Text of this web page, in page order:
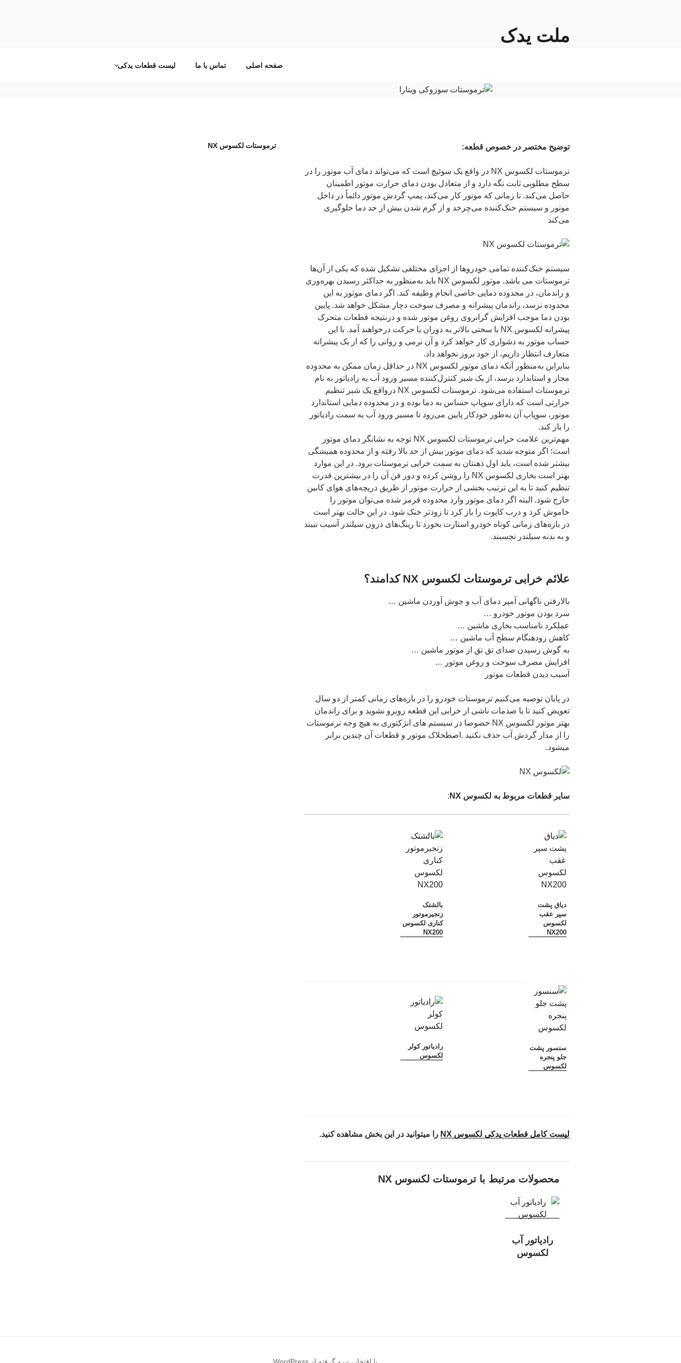
ملت یدک
صفحه اصلی تماس با ما لیست قطعات یدکی
ترموستات لکسوس NX توضیح مختصر در خصوص قطعه:
ترموستات لکسوس NX در واقع یک سوئیچ است که می‌تواند دمای آب موتور را در
سطح مطلوبی ثابت نگه دارد و از متعادل بودن دمای حرارت موتور اطمینان
حاصل می‌کند. تا زمانی که موتور کار می‌کند، پمپ گردش موتور دائماً در داخل
موتور و سیستم خنک‌کننده می‌چرخد و از گرم شدن بیش از حد دما جلوگیری
می‌کند
سیستم خنک‌کننده تمامی خودروها از اجزای مختلفی تشکیل شده که یکی از آن‌ها
ترموستات می باشد. موتور لکسوس NX باید به‌منظور به حداکثر رسیدن بهره‌وری
و راندمان، در محدوده دمایی خاصی انجام وظیفه کند. اگر دمای موتور به این
محدوده نرسد، راندمان پیشرانه و مصرف سوخت دچار مشکل خواهد شد. پایین
بودن دما موجب افزایش گرانروی روغن موتور شده و درنتیجه قطعات متحرک
پیشرانه لکسوس NX با سختی بالاتر به دوران یا حرکت درخواهند آمد. با این
حساب موتور به‌ دشواری کار خواهد کرد و آن نرمی و روانی را که از یک پیشرانه
متعارف انتظار داریم، از خود بروز نخواهد داد.
بنابراین به‌منظور آنکه دمای موتور لکسوس NX در حداقل زمان ممکن به محدوده
مجاز و استاندارد برسد، از یک شیر کنترل‌کننده مسیر ورود آب به رادیاتور به نام
ترموستات استفاده می‌شود. ترموستات لکسوس NX درواقع یک شیر تنظیم
حرارتی است که دارای سوپاپ حساس به دما بوده و در محدوده دمایی استاندارد
موتور، سوپاپ آن به‌طور خودکار پایین می‌رود تا مسیر ورود آب به سمت رادیاتور
را باز کند.
مهم‌ترین علامت خرابی ترموستات لکسوس NX توجه به نشانگر دمای موتور
است؛ اگر متوجه شدید که دمای موتور بیش از حد بالا رفته و از محدوده همیشگی
بیشتر شده است، باید اول ذهنتان به سمت خرابی ترموستات برود. در این موارد
بهتر است بخاری لکسوس NX را روشن کرده و دور فن آن را در بیشترین قدرت
تنظیم کنید تا به این ترتیب بخشی از حرارت موتور از طریق دریچه‌های هوای کابین
خارج شود. البته اگر دمای موتور وارد محدوده قرمز شده می‌توان موتور را
خاموش کرد و درب کاپوت را باز کرد تا زودتر خنک شود. در این حالت بهتر است
در بازه‌های زمانی کوتاه خودرو استارت بخورد تا رینگ‌های درون سیلندر آسیب نبیند
و به بدنه سیلندر نچسبند.
علائم خرابی ترموستات لکسوس NX کدامند؟
بالارفتن ناگهانی آمپر دمای آب و جوش آوردن ماشین …
سرد بودن موتور خودرو …
عملکرد نامناسب بخاری ماشین …
کاهش زودهنگام سطح آب ماشین …
به گوش رسیدن صدای تق تق از موتور ماشین …
افزایش مصرف سوخت و روغن موتور …
آسیب دیدن قطعات موتور
در پایان توصیه می‌کنیم ترموستات خودرو را در بازه‌های زمانی کمتر از دو سال
تعویض کنید تا با صدمات ناشی از خرابی این قطعه روبرو نشوید و برای راندمان
بهتر موتور لکسوس NX خصوصا در سیستم های انژکتوری به هیچ وجه ترموستات
را از مدار گردش آب حذف نکنید .اصطحلاک موتور و قطعات آن چندین برابر
میشود.
سایر قطعات مربوط به لکسوس NX :
دیاق پشت
سپر عقب
لکسوس
NX200
بالشتک
زنجیرموتور
کناری لکسوس
NX200
سنسور پشت
جلو پنجره
لکسوس
رادیاتور کولر
لکسوس
لیست کامل قطعات یدکی لکسوس NX را میتوانید در این بخش مشاهده کنید.
محصولات مرتبط با ترموستات لکسوس NX
رادیاتور آب
لکسوس
با افتخار، نیرو گرفته از WordPress